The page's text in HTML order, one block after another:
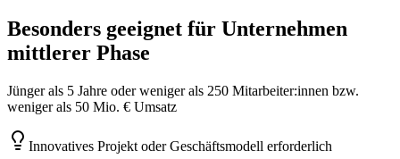
Besonders geeignet für Unternehmen
mittlerer Phase
Jünger als 5 Jahre oder weniger als 250 Mitarbeiter:innen bzw.
weniger als 50 Mio. € Umsatz
Innovatives Projekt oder Geschäftsmodell erforderlich